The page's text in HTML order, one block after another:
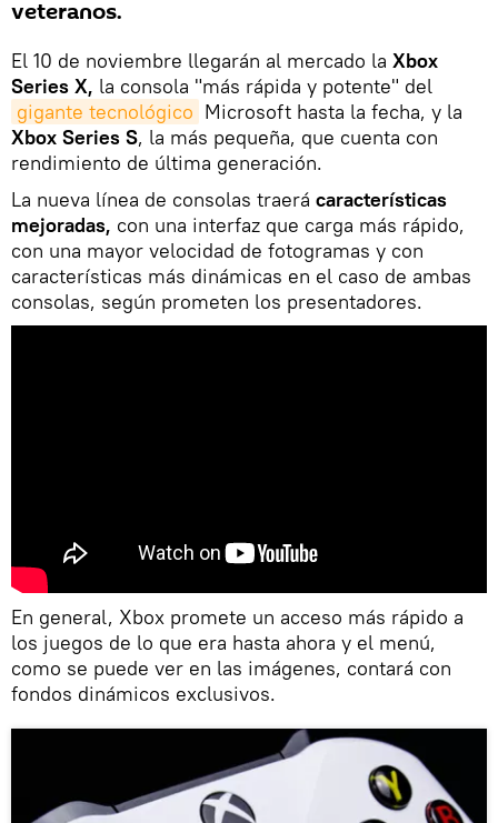
veteranos.
El 10 de noviembre llegarán al mercado la Xbox
Series X, la consola "más rápida y potente" del
gigante tecnológico Microsoft hasta la fecha, y la
Xbox Series S, la más pequeña, que cuenta con
rendimiento de última generación.
La nueva línea de consolas traerá características
mejoradas, con una interfaz que carga más rápido,
con una mayor velocidad de fotogramas y con
características más dinámicas en el caso de ambas
consolas, según prometen los presentadores.
En general, Xbox promete un acceso más rápido a
los juegos de lo que era hasta ahora y el menú,
como se puede ver en las imágenes, contará con
fondos dinámicos exclusivos.